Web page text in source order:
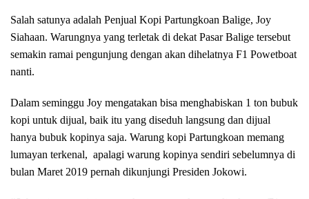
Salah satunya adalah Penjual Kopi Partungkoan Balige, Joy
Siahaan. Warungnya yang terletak di dekat Pasar Balige tersebut
semakin ramai pengunjung dengan akan dihelatnya F1 Powetboat
nanti.
Dalam seminggu Joy mengatakan bisa menghabiskan 1 ton bubuk
kopi untuk dijual, baik itu yang diseduh langsung dan dijual
hanya bubuk kopinya saja. Warung kopi Partungkoan memang
lumayan terkenal, apalagi warung kopinya sendiri sebelumnya di
bulan Maret 2019 pernah dikunjungi Presiden Jokowi.